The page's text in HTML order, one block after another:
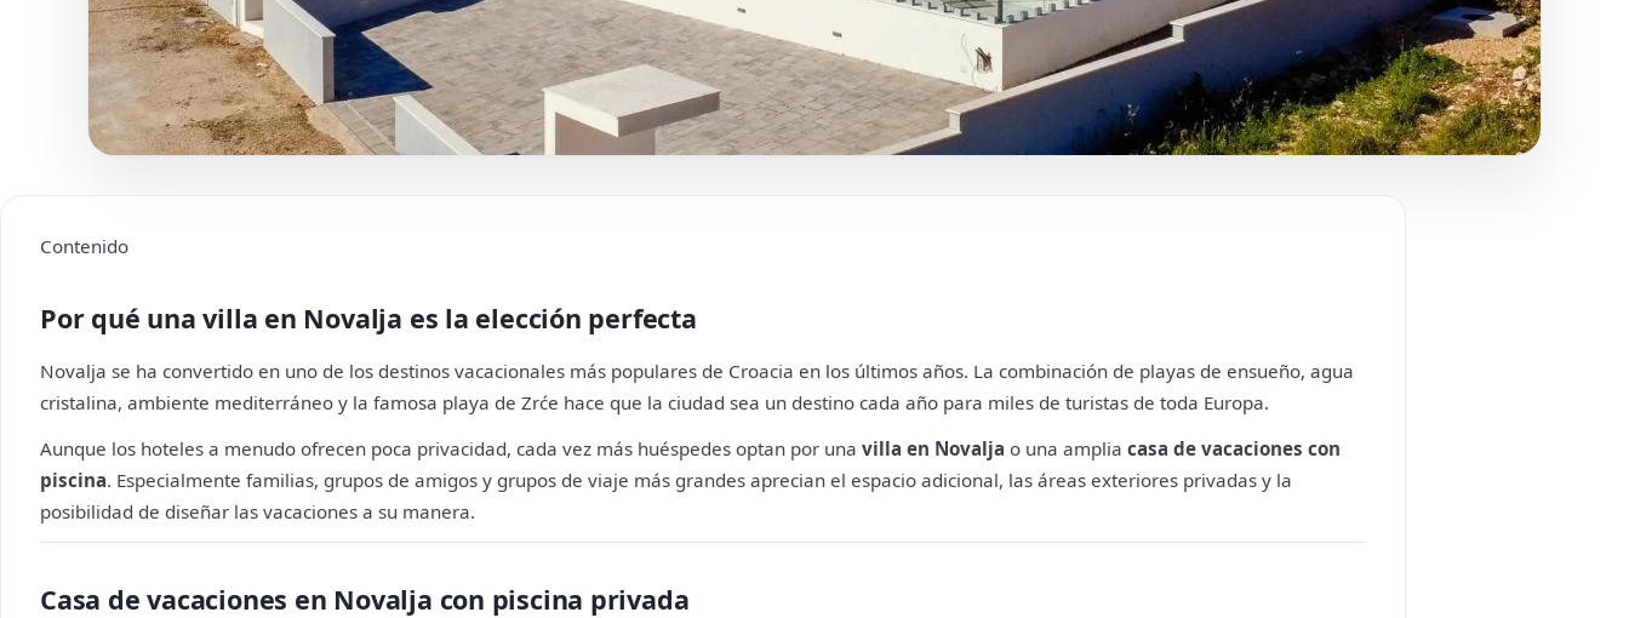
Contenido
Por qué una villa en Novalja es la elección perfecta
Novalja se ha convertido en uno de los destinos vacacionales más populares de Croacia en los últimos años. La combinación de playas de ensueño, agua
cristalina, ambiente mediterráneo y la famosa playa de Zrće hace que la ciudad sea un destino cada año para miles de turistas de toda Europa.
Aunque los hoteles a menudo ofrecen poca privacidad, cada vez más huéspedes optan por una villa en Novalja o una amplia casa de vacaciones con
piscina. Especialmente familias, grupos de amigos y grupos de viaje más grandes aprecian el espacio adicional, las áreas exteriores privadas y la
posibilidad de diseñar las vacaciones a su manera.
Casa de vacaciones en Novalja con piscina privada